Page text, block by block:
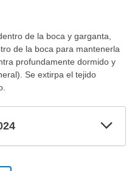
de la boca y garganta,
de la boca para mantenerla
profundamente dormido y
Se extirpa el tejido